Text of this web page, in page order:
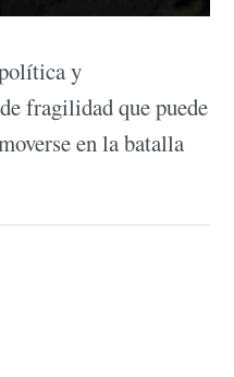
y
fragilidad que puede
en la batalla